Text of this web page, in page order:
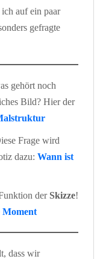
auf ein paar
gefragte
gehört noch
Bild? Hier der
Frage wird
dazu: Wann ist
der Skizze!
Moment
dass wir